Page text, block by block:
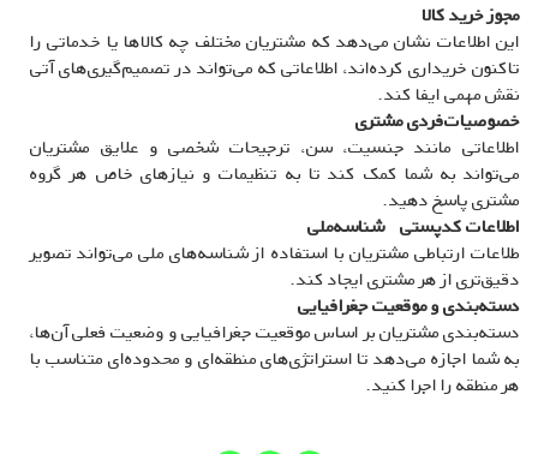
مجوز خرید کالا
این اطلاعات نشان می‌دهد که مشتریان مختلف چه کالاها یا خدماتی را
تاکنون خریداری کرده‌اند، اطلاعاتی که می‌تواند در تصمیم‌گیری‌های آتی
نقش مهمی ایفا کند.
خصوصیات‌فردی مشتری
اطلاعاتی مانند جنسیت، سن، ترجیحات شخصی و علایق مشتریان
می‌تواند به شما کمک کند تا به تنظیمات و نیازهای خاص هر گروه
مشتری پاسخ دهید.
اطلاعات کد‌پستی
شناسه‌ملی
طلاعات ارتباطی مشتریان با استفاده از شناسه‌های ملی می‌تواند تصویر
دقیق‌تری از هر مشتری ایجاد کند.
دسته‌بندی و موقعیت جغرافیایی
دسته‌بندی مشتریان بر اساس موقعیت جغرافیایی و وضعیت فعلی آن‌ها،
به شما اجازه می‌دهد تا استراتژی‌های منطقه‌ای و محدوده‌ای متناسب با
هر منطقه را اجرا کنید.